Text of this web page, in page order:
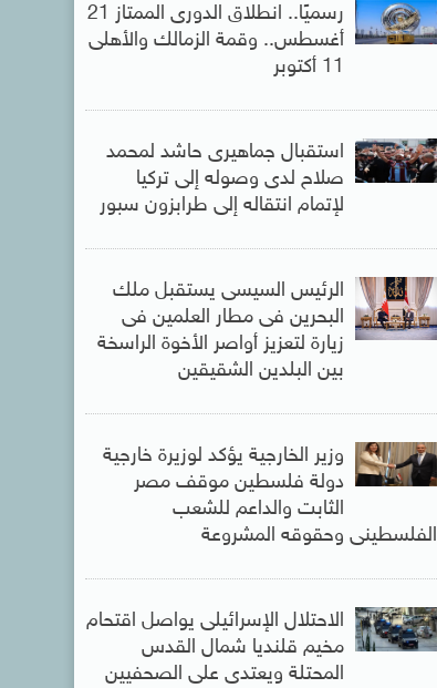
رسميًا.. انطلاق الدورى الممتاز 21
أغسطس.. وقمة الزمالك والأهلى
11 أكتوبر
استقبال جماهيرى حاشد لمحمد
صلاح لدى وصوله إلى تركيا
لإتمام انتقاله إلى طرابزون سبور
الرئيس السيسى يستقبل ملك
البحرين فى مطار العلمين فى
زيارة لتعزيز أواصر الأخوة الراسخة
بين البلدين الشقيقين
وزير الخارجية يؤكد لوزيرة خارجية
دولة فلسطين موقف مصر
الثابت والداعم للشعب
الفلسطينى وحقوقه المشروعة
الاحتلال الإسرائيلى يواصل اقتحام
مخيم قلنديا شمال القدس
المحتلة ويعتدى على الصحفيين